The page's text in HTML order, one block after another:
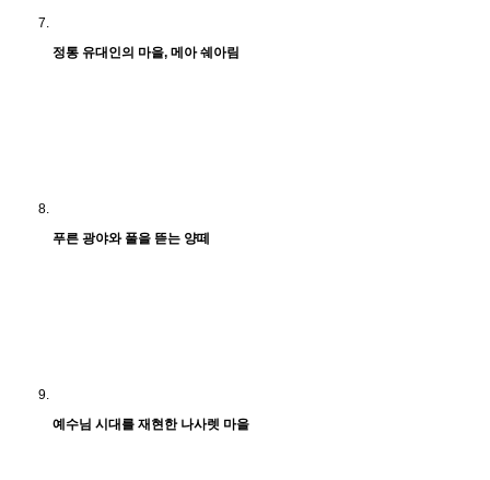
정통 유대인의 마을, 메아 쉐아림
푸른 광야와 풀을 뜯는 양떼
예수님 시대를 재현한 나사렛 마을